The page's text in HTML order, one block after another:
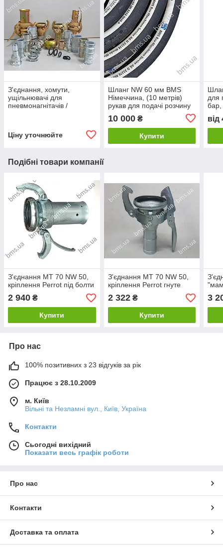
З'єднання, хомути,
ущільнювачі для
пневмонагнітачів /
Ціну уточнюйте
Шланг NW 60 мм BMS
Німеччина, (10 метрів)
рукав для подачі розчину
10 000₴
Купити
для
від
Подібні товари компанії
З'єднання MT 70 NW 50,
кріплення Perrot під болти
2 940 ₴
Купити
З'єднання MT 70 NW 50,
кріплення Perrot гнуте
2 322₴
Купити
3
Про нас
100% позитивних з 23 відгуків за рік
Працює з 28.10.2009
м. Київ
Вільні та Незламні вул., Київ, Україна
Контакти
Сьогодні вихідний
Показати весь графік роботи
Про нас
Контакти
Доставка та оплата